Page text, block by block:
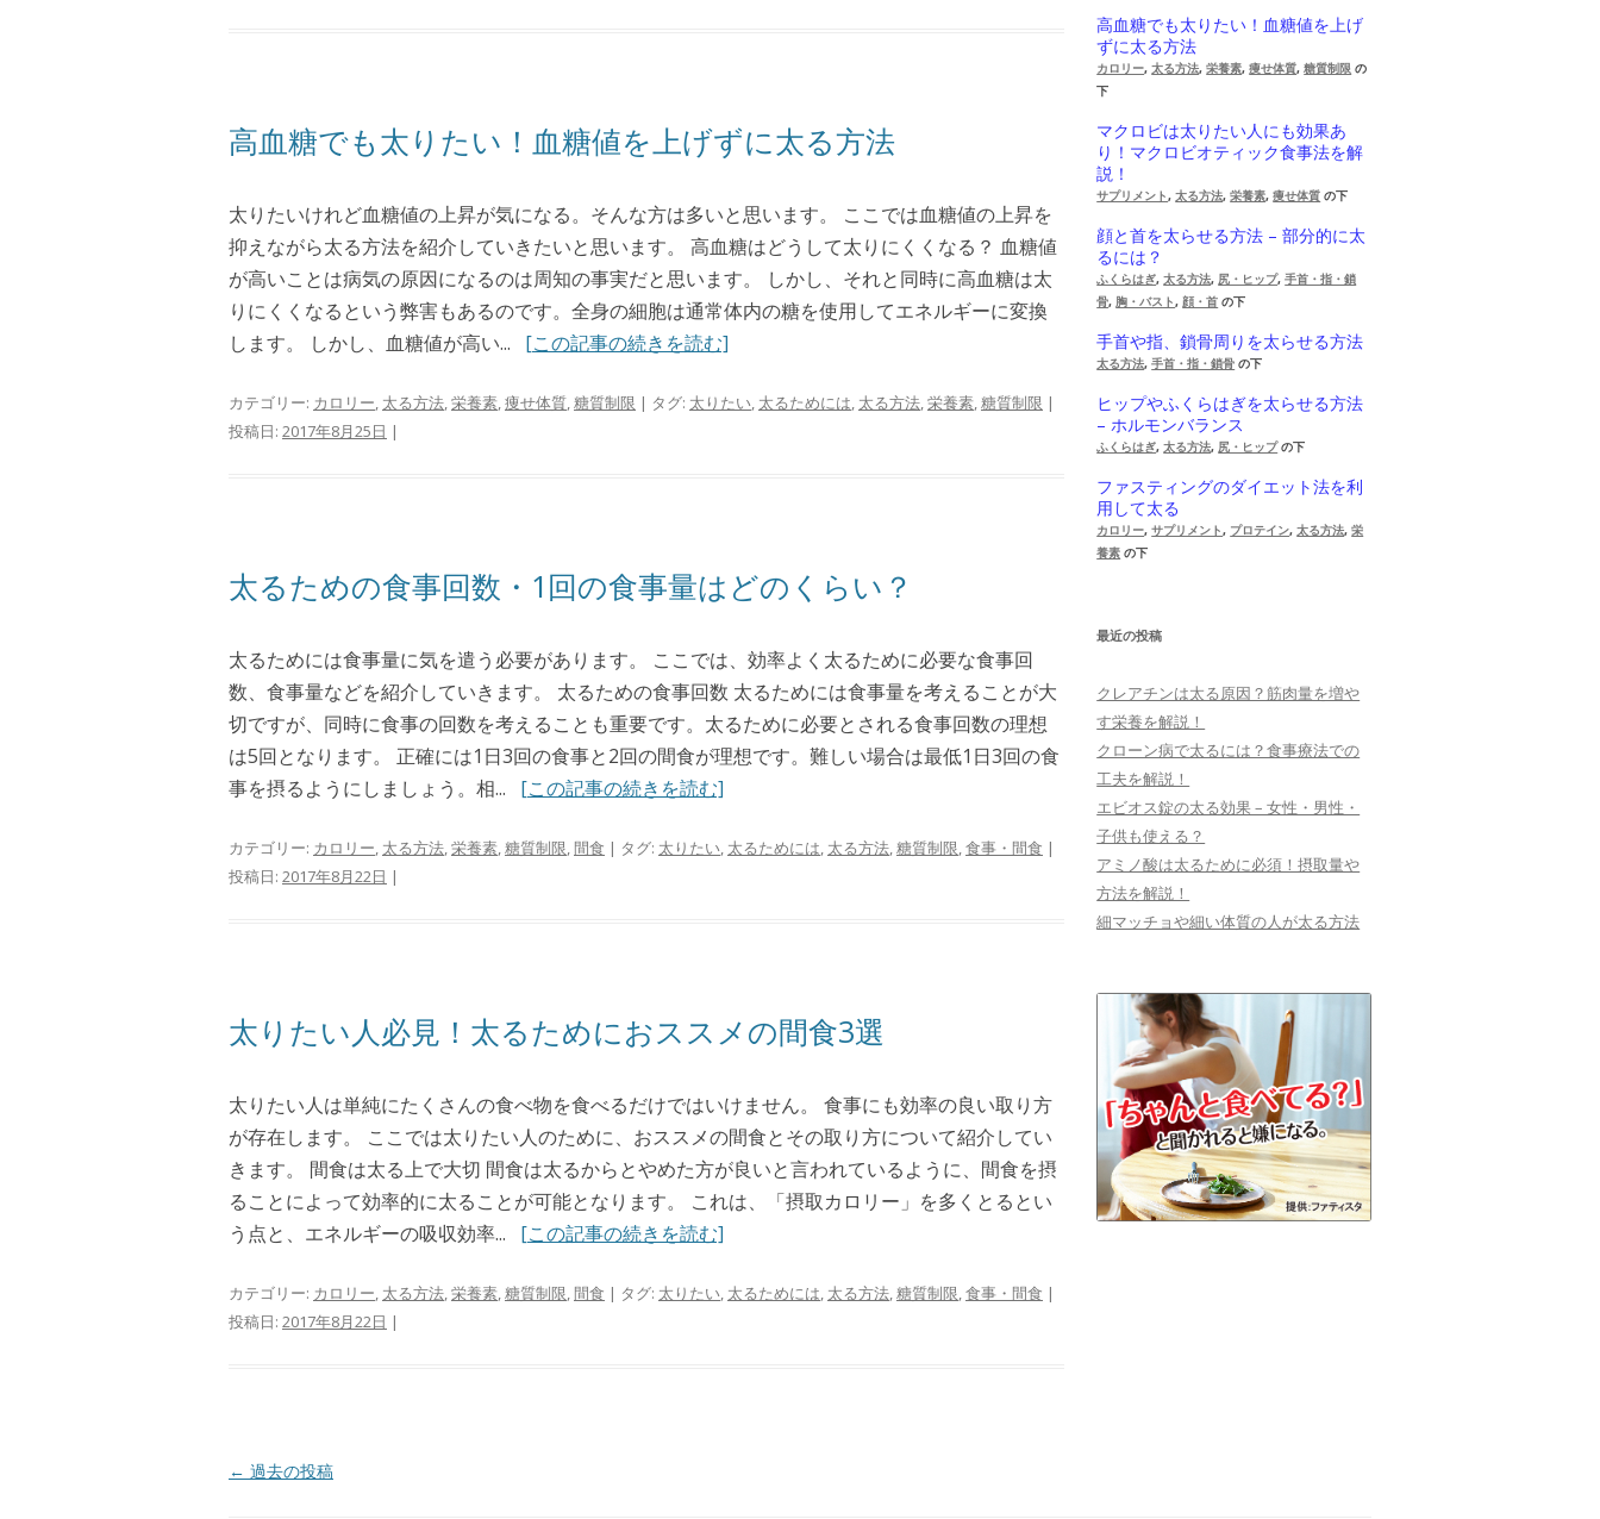
高血糖でも太りたい！血糖値を上げずに太る方法
太りたいけれど血糖値の上昇が気になる。そんな方は多いと思います。 ここでは血糖値の上昇を
抑えながら太る方法を紹介していきたいと思います。 高血糖はどうして太りにくくなる？ 血糖値
が高いことは病気の原因になるのは周知の事実だと思います。 しかし、それと同時に高血糖は太
りにくくなるという弊害もあるのです。全身の細胞は通常体内の糖を使用してエネルギーに変換
します。 しかし、血糖値が高い... [この記事の続きを読む]
カテゴリー: カロリー, 太る方法,栄養素,痩せ体質,糖質制限 | タグ: 太りたい, 太るためには, 太る方法,栄養素,糖質制限 |
投稿日: 2017年8月25日 |
太るための食事回数・1回の食事量はどのくらい？
太るためには食事量に気を遣う必要があります。 ここでは、効率よく太るために必要な食事回
数、食事量などを紹介していきます。 太るための食事回数 太るためには食事量を考えることが大
切ですが、同時に食事の回数を考えることも重要です。太るために必要とされる食事回数の理想
は5回となります。 正確には1日3回の食事と2回の間食が理想です。難しい場合は最低1日3回の食
事を摂るようにしましょう。相... [この記事の続きを読む]
カテゴリー: カロリー, 太る方法,栄養素,糖質制限,間食 | タグ: 太りたい, 太るためには, 太る方法,糖質制限,食事・間食 |
投稿日: 2017年8月22日 |
太りたい人必見！太るためにおススメの間食3選
太りたい人は単純にたくさんの食べ物を食べるだけではいけません。 食事にも効率の良い取り方
が存在します。 ここでは太りたい人のために、おススメの間食とその取り方について紹介してい
きます。 間食は太る上で大切 間食は太るからとやめた方が良いと言われているように、間食を摂
ることによって効率的に太ることが可能となります。 これは、「摂取カロリー」を多くとるとい
う点と、エネルギーの吸収効率... [この記事の続きを読む]
カテゴリー: カロリー, 太る方法,栄養素,糖質制限,間食 | タグ: 太りたい, 太るためには, 太る方法,糖質制限,食事・間食 |
投稿日: 2017年8月22日 |
投稿ナビゲーション
← 過去の投稿
高血糖でも太りたい！血糖値を上げ
ずに太る方法
カロリー,太る方法,栄養素,痩せ体質,糖質制限 の
下
マクロビは太りたい人にも効果あ
り！マクロビオティック食事法を解
説！
サプリメント,太る方法,栄養素,痩せ体質 の下
顔と首を太らせる方法 – 部分的に太
るには？
ふくらはぎ,太る方法, 尻・ヒップ,手首・指・鎖
骨,胸・バスト,顔・首 の下
手首や指、鎖骨周りを太らせる方法
太る方法,手首・指・鎖骨 の下
ヒップやふくらはぎを太らせる方法
– ホルモンバランス
ふくらはぎ,太る方法, 尻・ヒップの下
ファスティングのダイエット法を利
用して太る
カロリー,サプリメント, プロテイン,太る方法,栄
養素 の下
最近の投稿
クレアチンは太る原因？筋肉量を増や
す栄養を解説！
クローン病で太るには？食事療法での
工夫を解説！
エビオス錠の太る効果 – 女性・男性・
子供も使える？
アミノ酸は太るために必須！摂取量や
方法を解説！
細マッチョや細い体質の人が太る方法